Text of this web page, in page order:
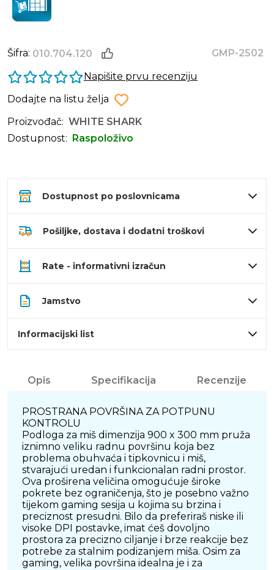
Šifra: 010.704.120
GMP-2502
Napišite prvu recenziju
Dodajte na listu želja
Proizvođač: WHITE SHARK
Dostupnost:
Raspoloživo
Dostupnost po poslovnicama
Pošiljke, dostava i dodatni troškovi
Rate - informativni izračun
Jamstvo
Informacijski list
Opis Specifikacija Recenzije
PROSTRANA POVRŠINA ZA POTPUNU
KONTROLU
Podloga za miš dimenzija 900 x 300 mm pruža
iznimno veliku radnu površinu koja bez
problema obuhvaća i tipkovnicu i miš,
stvarajući uredan i funkcionalan radni prostor.
Ova proširena veličina omogućuje široke
pokrete bez ograničenja, što je posebno važno
tijekom gaming sesija u kojima su brzina i
preciznost presudni. Bilo da preferiraš niske ili
visoke DPI postavke, imat ćeš dovoljno
prostora za precizno ciljanje i brze reakcije bez
potrebe za stalnim podizanjem miša. Osim za
gaming, velika površina idealna je i za